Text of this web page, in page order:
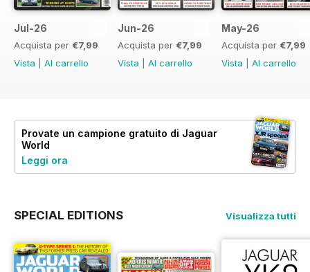
Jul-26
Acquista per €7,99
Vista
Al carrello
Jun-26
Acquista per €7,99
Vista
Al carrello
May-26
Acquista per €7,99
Vista
Al carrello
Provate un campione gratuito di Jaguar
World
Leggi ora
SPECIAL EDITIONS Visualizza tutti